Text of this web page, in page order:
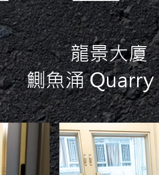
龍景大廈
鰂魚涌 Quarry